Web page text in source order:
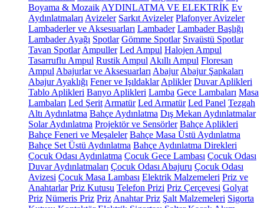
Boyama & Mozaik AYDINLATMA VE ELEKTRİK Ev
Aydınlatmaları Avizeler Sarkıt Avizeler Plafonyer Avizeler
Lambaderler ve Aksesuarları Lambader Lambader Başlığı
Lambader Ayağı Spotlar Gömme Spotlar Sıvaüstü Spotlar
Tavan Spotlar Ampuller Led Ampul Halojen Ampul
Tasarruflu Ampul Rustik Ampul Akıllı Ampul Floresan
Ampul Abajurlar ve Aksesuarları Abajur Abajur Şapkaları
Abajur Ayaklığı Fener ve Işıldaklar Aplikler Duvar Aplikleri
Tablo Aplikleri Banyo Aplikleri Lamba Gece Lambaları Masa
Lambaları Led Şerit Armatür Led Armatür Led Panel Tezgah
Altı Aydınlatma Bahçe Aydınlatma Dış Mekan Aydınlatmalar
Solar Aydınlatma Projektör ve Sensörler Bahçe Aplikleri
Bahçe Feneri ve Meşaleler Bahçe Masa Üstü Aydınlatma
Bahçe Set Üstü Aydınlatma Bahçe Aydınlatma Direkleri
Çocuk Odası Aydınlatma Çocuk Gece Lambası Çocuk Odası
Duvar Aydınlatmaları Çocuk Odası Abajuru Çocuk Odası
Avizesi Çocuk Masa Lambası Elektrik Malzemeleri Priz ve
Anahtarlar Priz Kutusu Telefon Prizi Priz Çerçevesi Golyat
Priz Nümeris Priz Priz Anahtar Priz Şalt Malzemeleri Sigorta